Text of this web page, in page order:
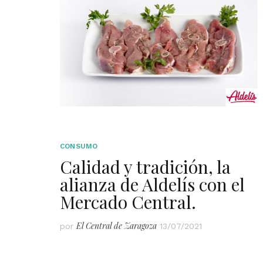
CONSUMO
Calidad y tradición, la
alianza de Aldelís con el
Mercado Central.
por El Central de Zaragoza 13/07/2021